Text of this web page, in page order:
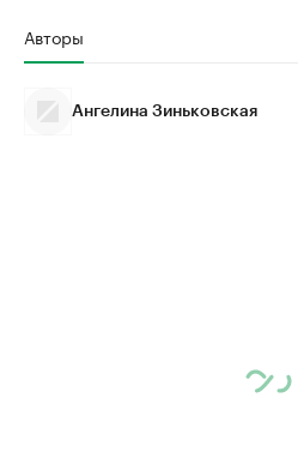
Авторы
Ангелина Зиньковская